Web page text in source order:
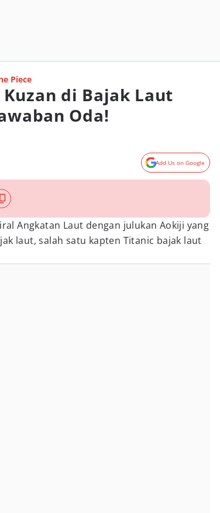
Piece
di Bajak Laut
Oda!
Add Us on Google
Angkatan Laut dengan julukan Aokiji yang
laut, salah satu kapten Titanic bajak laut